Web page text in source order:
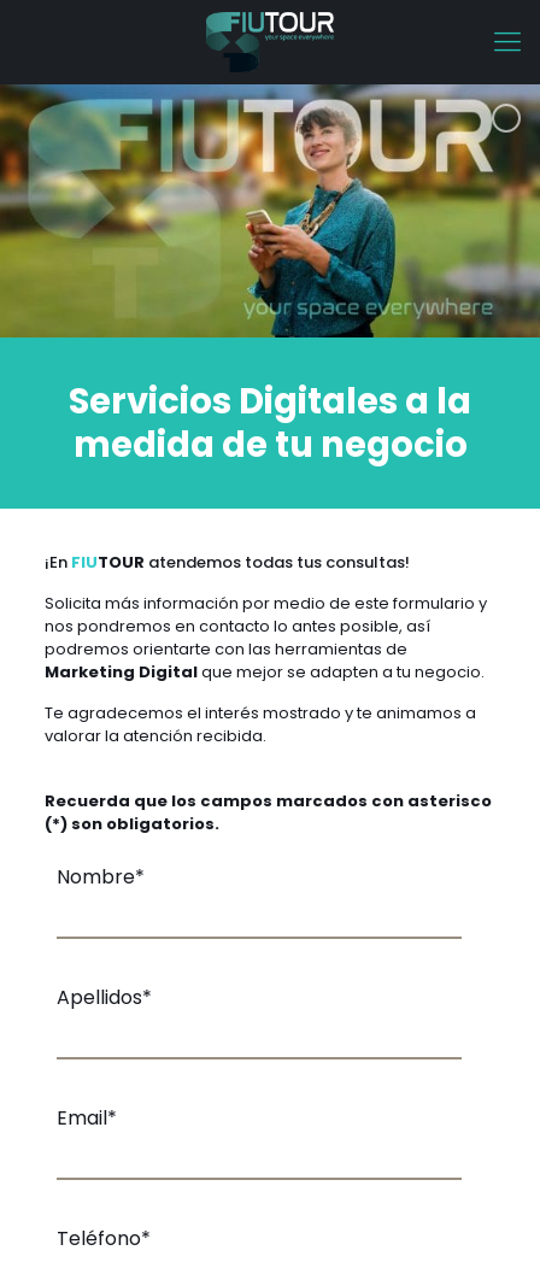
Servicios Digitales a la
medida de tu negocio
¡En FIUTOUR atendemos todas tus consultas!
Solicita más información por medio de este formulario y
nos pondremos en contacto lo antes posible, así
podremos orientarte con las herramientas de
Marketing Digitalque mejor se adapten a tu negocio.
Te agradecemos el interés mostrado y te animamos a
valorar la atención recibida.
Recuerda que los campos marcados con asterisco
(*) son obligatorios.
Nombre*
Apellidos*
Email*
Teléfono*